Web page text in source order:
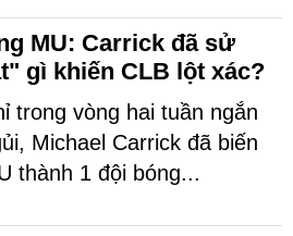
MU: Carrick đã sử
gì khiến CLB lột xác?
trong vòng hai tuần ngắn
Michael Carrick đã biến
thành 1 đội bóng...